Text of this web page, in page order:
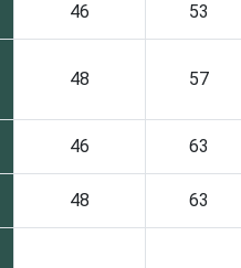
46 53
48 57
46 63
48 63